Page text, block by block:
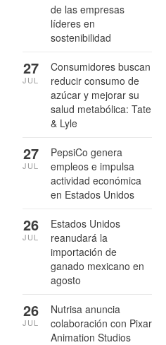
de las empresas
líderes en
sostenibilidad
Consumidores buscan
reducir consumo de
azúcar y mejorar su
salud metabólica: Tate
& Lyle
27
JUL
PepsiCo genera
empleos e impulsa
actividad económica
en Estados Unidos
27
JUL
Estados Unidos
reanudará la
importación de
ganado mexicano en
agosto
26
JUL
Nutrisa anuncia
colaboración con Pixar
Animation Studios
26
JUL